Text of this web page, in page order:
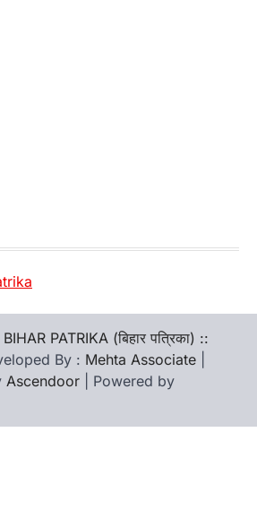
BIHAR PATRIKA (बिहार पत्रिका) ::
By : Mehta Associate
Ascendoor | Powered by